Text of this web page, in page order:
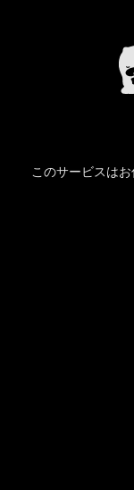
このサービスは